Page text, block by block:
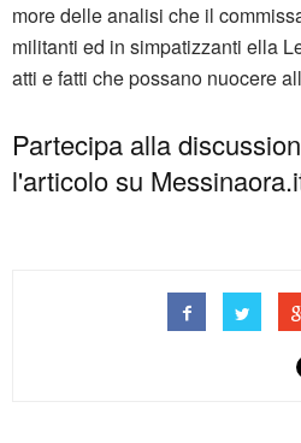
more delle analisi che il
militanti ed in simpatizzanti ella
atti e fatti che possano nuocere
Partecipa alla
l'articolo su